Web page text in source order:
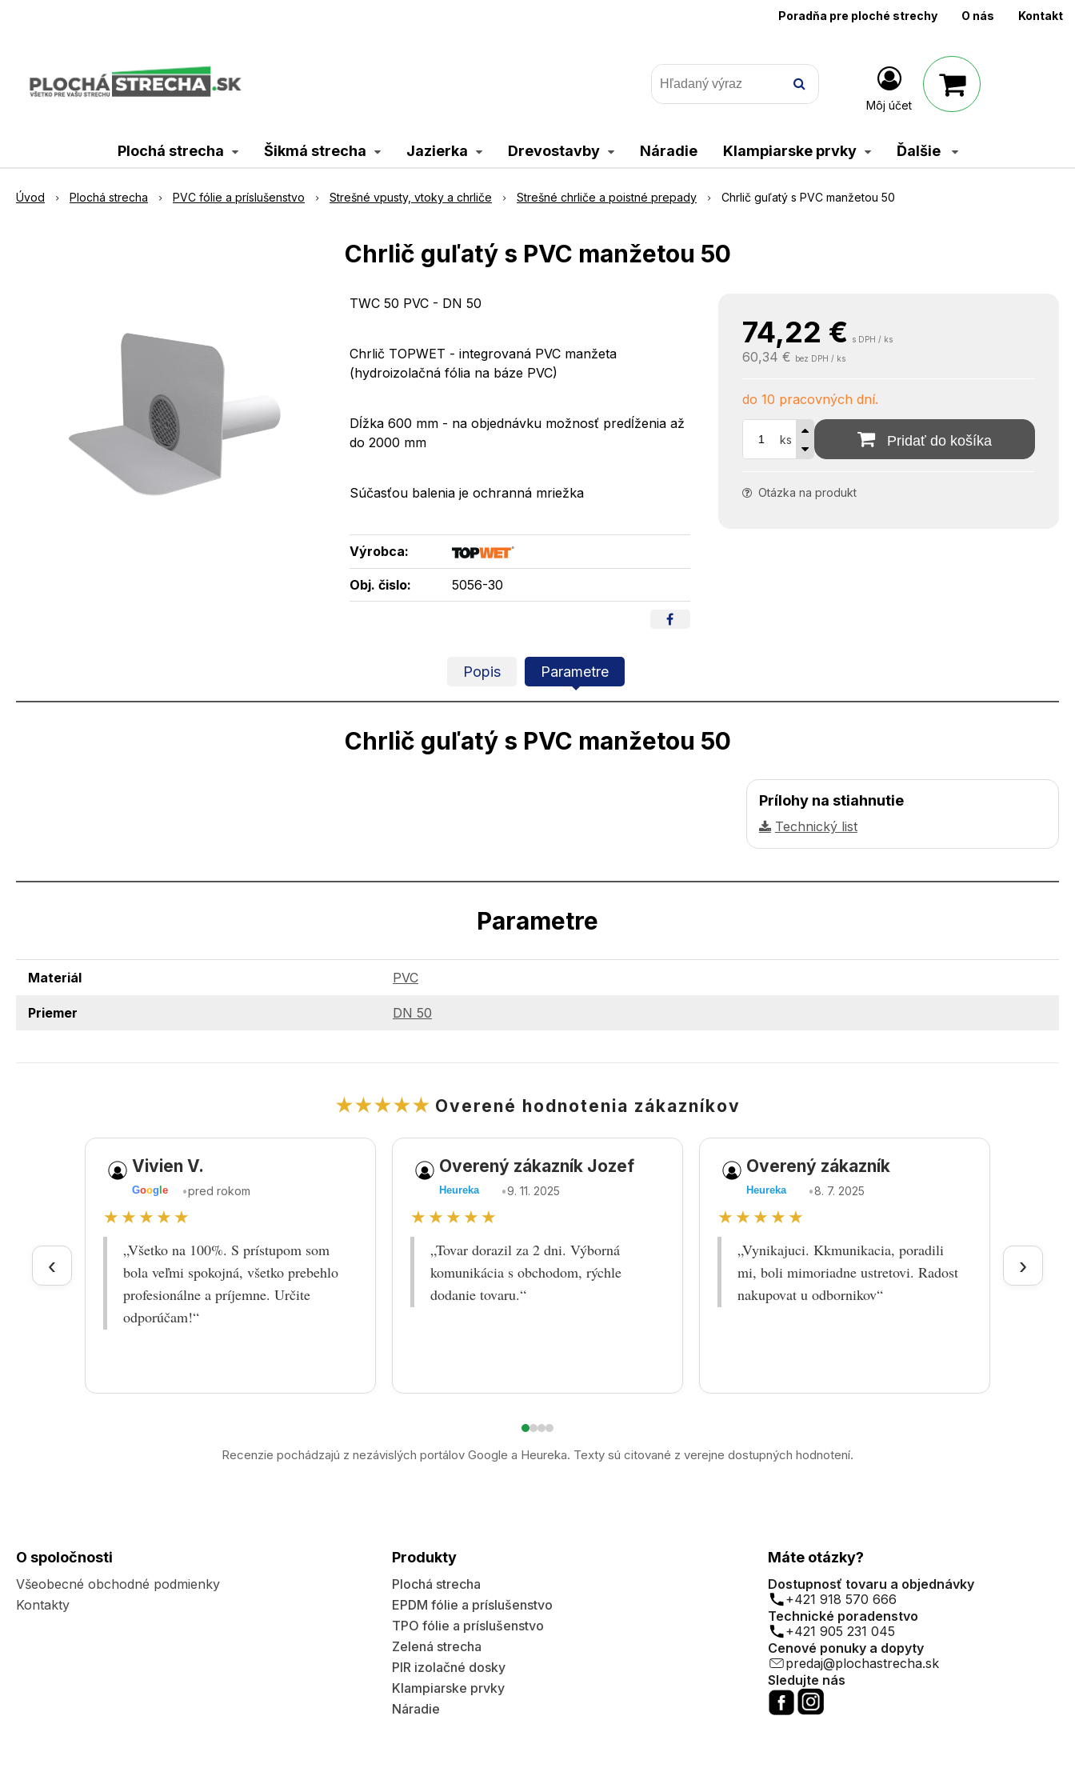
Poradňa pre ploché strechy O nás Kontakt
Môj účet
Plochá strecha Šikmá strecha Jazierka Drevostavby Náradie Klampiarske prvky Ďalšie
Úvod Plochá strecha PVC fólie a príslušenstvo Strešné vpusty, vtoky a chrliče Strešné chrliče a poistné prepady Chrlič guľatý s PVC manžetou 50
Chrlič guľatý s PVC manžetou 50
74,22 € s DPH / ks
60,34 € bez DPH / ks
do 10 pracovných dní.
ks Pridať do košíka
Otázka na produkt
TWC 50 PVC - DN 50
Chrlič TOPWET - integrovaná PVC manžeta
(hydroizolačná fólia na báze PVC)
Dĺžka 600 mm - na objednávku možnosť predĺženia až
do 2000 mm
Súčasťou balenia je ochranná mriežka
Výrobca:
Obj. čislo: 5056-30
Popis Parametre
Chrlič guľatý s PVC manžetou 50
Prílohy na stiahnutie
Technický list
Parametre
Materiál PVC
Priemer DN 50
★★★★★ Overené hodnotenia zákazníkov
‹
Vivien V.
Goog le •pred rokom
★★★★★
„Všetko na 100%. S prístupom som
bola veľmi spokojná, všetko prebehlo
profesionálne a príjemne. Určite
odporúčam!“
Overený zákazník Jozef
Heureka •9. 11. 2025
★★★★★
„Tovar dorazil za 2 dni. Výborná
komunikácia s obchodom, rýchle
dodanie tovaru.“
Overený zákazník
Heureka •8. 7. 2025
★★★★★
„Vynikajuci. Kkmunikacia, poradili
mi, boli mimoriadne ustretovi. Radost
nakupovat u odbornikov“
›
Recenzie pochádzajú z nezávislých portálov Google a Heureka. Texty sú citované z verejne dostupných hodnotení.
O spoločnosti
Všeobecné obchodné podmienky
Kontakty
Produkty
Plochá strecha
EPDM fólie a príslušenstvo
TPO fólie a príslušenstvo
Zelená strecha
PIR izolačné dosky
Klampiarske prvky
Náradie
Máte otázky?
Dostupnosť tovaru a objednávky
+421 918 570 666
Technické poradenstvo
+421 905 231 045
Cenové ponuky a dopyty
predaj@plochastrecha.sk
Sledujte nás